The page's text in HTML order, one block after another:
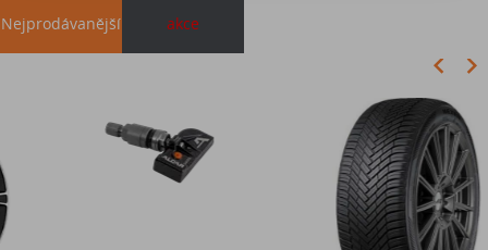
Nejprodávanější akce